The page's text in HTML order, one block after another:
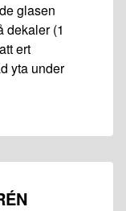
glasen
dekaler (1
ert
yta under